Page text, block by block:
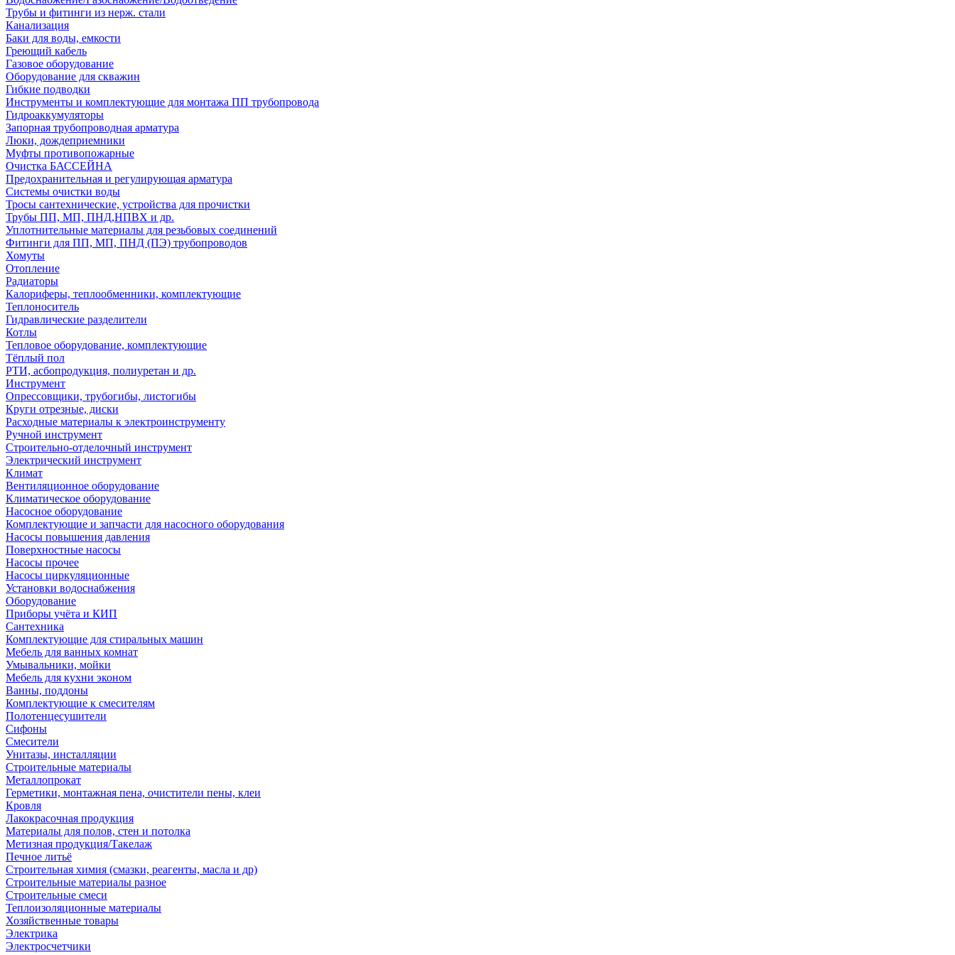
Трубы и фитинги из нерж. стали
Канализация
Баки для воды, емкости
Греющий кабель
Газовое оборудование
Оборудование для скважин
Гибкие подводки
Инструменты и комплектующие для монтажа ПП трубопровода
Гидроаккумуляторы
Запорная трубопроводная арматура
Люки, дождеприемники
Муфты противопожарные
Очистка БАССЕЙНА
Предохранительная и регулирующая арматура
Системы очистки воды
Тросы сантехнические, устройства для прочистки
Трубы ПП, МП, ПНД,НПВХ и др.
Уплотнительные материалы для резьбовых соединений
Фитинги для ПП, МП, ПНД (ПЭ) трубопроводов
Хомуты
Отопление
Радиаторы
Калориферы, теплообменники, комплектующие
Теплоноситель
Гидравлические разделители
Котлы
Тепловое оборудование, комплектующие
Тёплый пол
РТИ, асбопродукция, полиуретан и др.
Инструмент
Опрессовщики, трубогибы, листогибы
Круги отрезные, диски
Расходные материалы к электроинструменту
Ручной инструмент
Строительно-отделочный инструмент
Электрический инструмент
Климат
Вентиляционное оборудование
Климатическое оборудование
Насосное оборудование
Комплектующие и запчасти для насосного оборудования
Насосы повышения давления
Поверхностные насосы
Насосы прочее
Насосы циркуляционные
Установки водоснабжения
Оборудование
Приборы учёта и КИП
Сантехника
Комплектующие для стиральных машин
Мебель для ванных комнат
Умывальники, мойки
Мебель для кухни эконом
Ванны, поддоны
Комплектующие к смесителям
Полотенцесушители
Сифоны
Смесители
Унитазы, инсталляции
Строительные материалы
Металлопрокат
Герметики, монтажная пена, очистители пены, клеи
Кровля
Лакокрасочная продукция
Материалы для полов, стен и потолка
Метизная продукция/Такелаж
Печное литьё
Строительная химия (смазки, реагенты, масла и др)
Строительные материалы разное
Строительные смеси
Теплоизоляционные материалы
Хозяйственные товары
Электрика
Электросчетчики